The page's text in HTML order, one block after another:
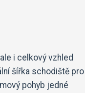
i celkový vzhled
šířka schodiště pro
pohyb jedné